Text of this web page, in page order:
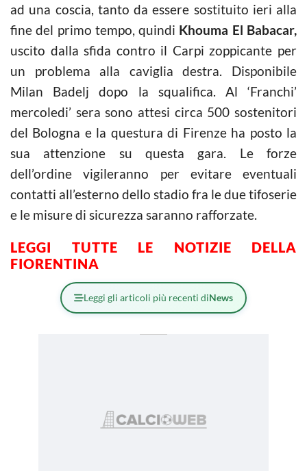
ad una coscia, tanto da essere sostituito ieri alla
fine del primo tempo, quindi Khouma El Babacar,
uscito dalla sfida contro il Carpi zoppicante per
un problema alla caviglia destra. Disponibile
Milan Badelj dopo la squalifica. Al ‘Franchi’
mercoledi’ sera sono attesi circa 500 sostenitori
del Bologna e la questura di Firenze ha posto la
sua attenzione su questa gara. Le forze
dell’ordine vigileranno per evitare eventuali
contatti all’esterno dello stadio fra le due tifoserie
e le misure di sicurezza saranno rafforzate.
LEGGI TUTTE LE NOTIZIE DELLA
FIORENTINA
Leggi gli articoli più recenti diNews